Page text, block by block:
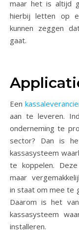
maar het is altijd
hierbij letten op
kunnen zeggen
gaat.
Een
aan te leveren.
onderneming te
sector? Dan is
kassasysteem
te koppelen.
maar
in staat om mee te
Daarom is het
kassasysteem
installeren.